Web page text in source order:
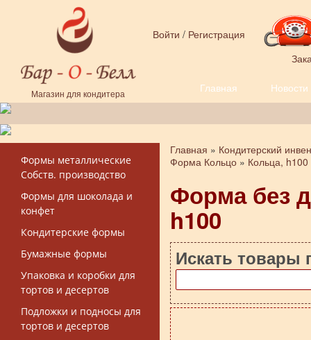
Перейти к основному содержанию
Магазин для кондитера
Войти / Регистрация
Главная Новости
Форма поиска
Формы металлические
Собств. производство
Формы для шоколада и
конфет
Кондитерские формы
Бумажные формы
Упаковка и коробки для
тортов и десертов
Подложки и подносы для
тортов и десертов
Вы здесь
Главная » Кондитерский
Форма Кольцо » Кольца,
Форма без
h100
Искать товары